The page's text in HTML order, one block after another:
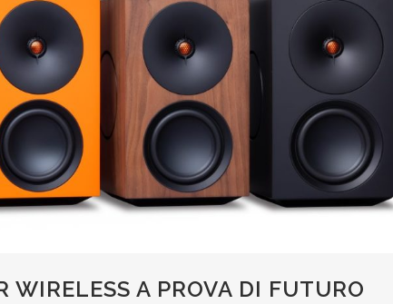
A PROVA DI FUTURO